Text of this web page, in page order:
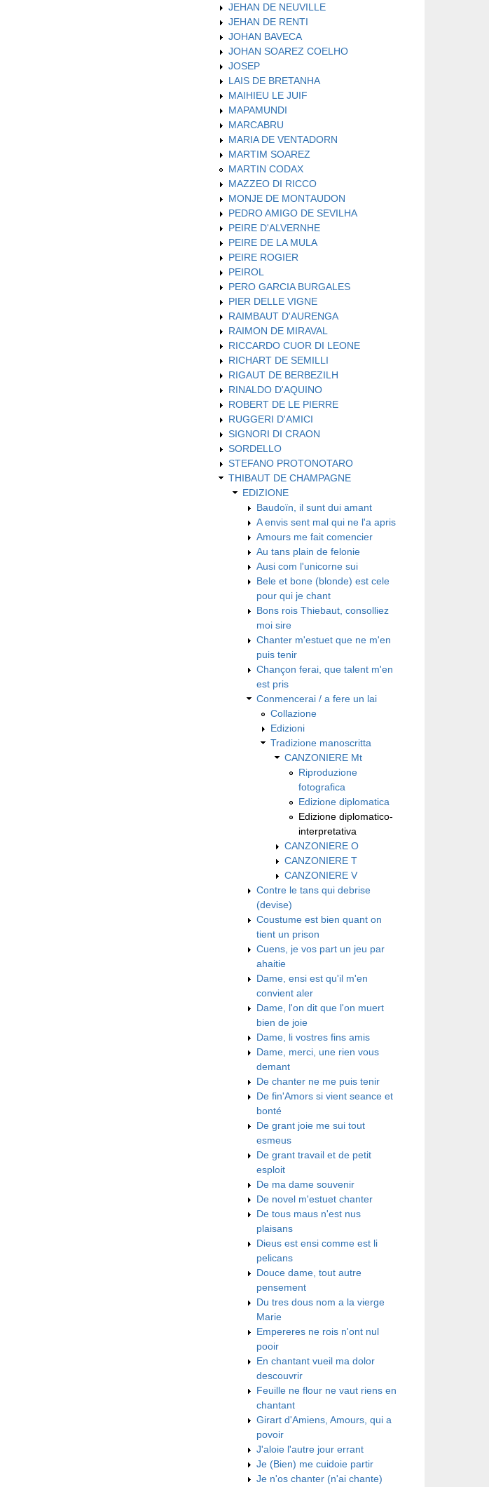
JEHAN DE NEUVILLE
JEHAN DE RENTI
JOHAN BAVECA
JOHAN SOAREZ COELHO
JOSEP
LAIS DE BRETANHA
MAIHIEU LE JUIF
MAPAMUNDI
MARCABRU
MARIA DE VENTADORN
MARTIM SOAREZ
MARTIN CODAX
MAZZEO DI RICCO
MONJE DE MONTAUDON
PEDRO AMIGO DE SEVILHA
PEIRE D'ALVERNHE
PEIRE DE LA MULA
PEIRE ROGIER
PEIROL
PERO GARCIA BURGALES
PIER DELLE VIGNE
RAIMBAUT D'AURENGA
RAIMON DE MIRAVAL
RICCARDO CUOR DI LEONE
RICHART DE SEMILLI
RIGAUT DE BERBEZILH
RINALDO D'AQUINO
ROBERT DE LE PIERRE
RUGGERI D'AMICI
SIGNORI DI CRAON
SORDELLO
STEFANO PROTONOTARO
THIBAUT DE CHAMPAGNE
EDIZIONE
Baudoïn, il sunt dui amant
A envis sent mal qui ne l'a apris
Amours me fait comencier
Au tans plain de felonie
Ausi com l'unicorne sui
Bele et bone (blonde) est cele
pour qui je chant
Bons rois Thiebaut, consolliez
moi sire
Chanter m'estuet que ne m'en
puis tenir
Chançon ferai, que talent m'en
est pris
Conmencerai / a fere un lai
Collazione
Edizioni
Tradizione manoscritta
CANZONIERE Mt
Riproduzione
fotografica
Edizione diplomatica
Edizione diplomatico-
interpretativa
CANZONIERE O
CANZONIERE T
CANZONIERE V
Contre le tans qui debrise
(devise)
Coustume est bien quant on
tient un prison
Cuens, je vos part un jeu par
ahaitie
Dame, ensi est qu'il m'en
convient aler
Dame, l'on dit que l'on muert
bien de joie
Dame, li vostres fins amis
Dame, merci, une rien vous
demant
De chanter ne me puis tenir
De fin'Amors si vient seance et
bonté
De grant joie me sui tout
esmeus
De grant travail et de petit
esploit
De ma dame souvenir
De novel m'estuet chanter
De tous maus n'est nus
plaisans
Dieus est ensi comme est li
pelicans
Douce dame, tout autre
pensement
Du tres dous nom a la vierge
Marie
Empereres ne rois n'ont nul
pooir
En chantant vueil ma dolor
descouvrir
Feuille ne flour ne vaut riens en
chantant
Girart d'Amiens, Amours, qui a
povoir
J'aloie l'autre jour errant
Je (Bien) me cuidoie partir
Je n'os chanter (n'ai chante)